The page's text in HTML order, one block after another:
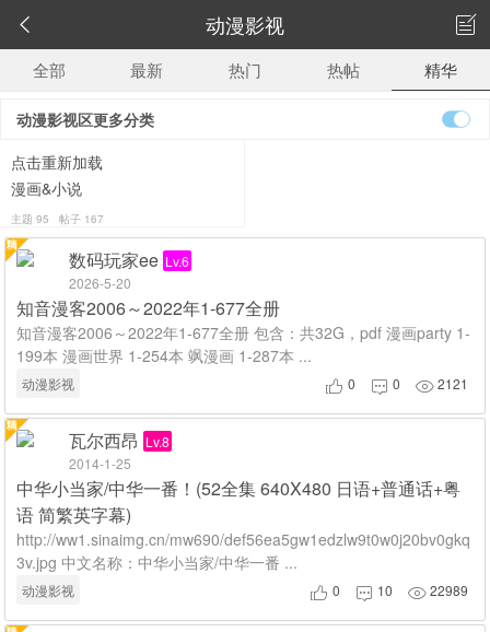
 动漫影视

全部
最新 热门 热帖 精华
动漫影视区更多分类
点击重新加载
漫画&小说
主题 95 帖子 167
数码玩家ee Lv.6
2026-5-20
知音漫客2006～2022年1-677全册
知音漫客2006～2022年1-677全册 包含：共32G，pdf 漫画party 1-
199本 漫画世界 1-254本 飒漫画 1-287本 ...
动漫影视  0  0 2121
瓦尔西昂 Lv.8
2014-1-25
中华小当家/中华一番！(52全集 640X480 日语+普通话+粤
语 简繁英字幕)
http://ww1.sinaimg.cn/mw690/def56ea5gw1edzlw9t0w0j20bv0gkq
3v.jpg 中文名称：中华小当家/中华一番 ...
动漫影视  0  10 22989